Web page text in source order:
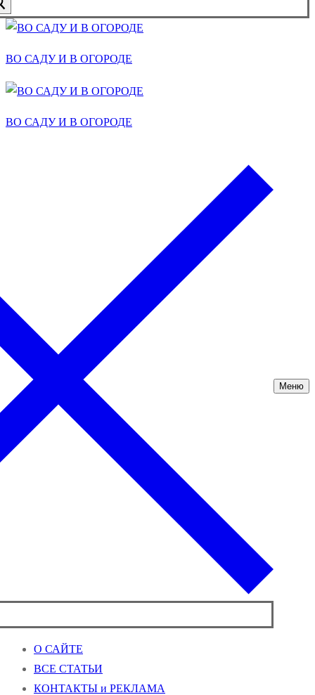
ВО САДУ И В ОГОРОДЕ
ВО САДУ И В ОГОРОДЕ
Меню
О САЙТЕ
ВСЕ СТАТЬИ
КОНТАКТЫ и РЕКЛАМА